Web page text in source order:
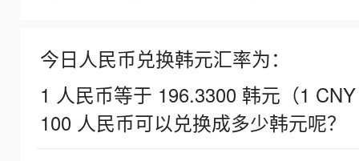
今日人民币兑换韩元汇率为：
1 人民币等于 196.3300 韩元（1
100 人民币可以兑换成多少韩元呢？